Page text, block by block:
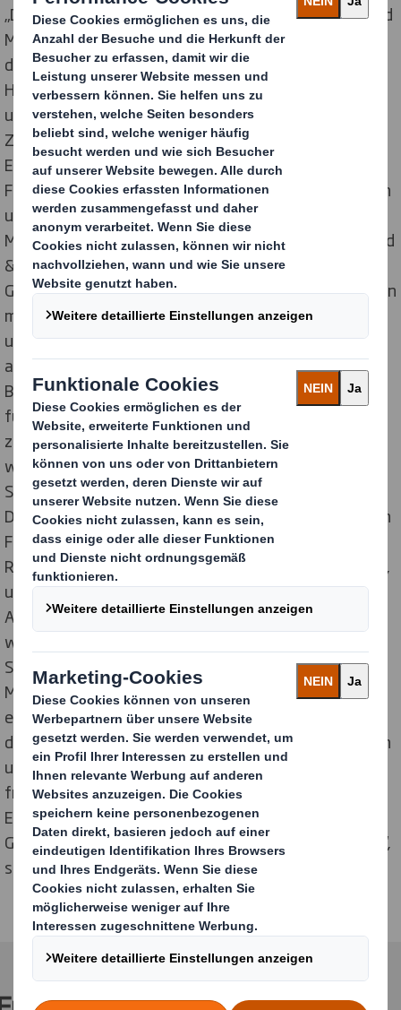
„Demokratie lebt von einem respektvollen Umgang und
Miteinander. Gleichzeitig sind wir davon überzeugt,
dass erfolgreiches und nachhaltiges Wirtschaften
Hand in Hand geht mit individueller Vielfalt, kollegialer
und fairer Zusammenarbeit, sowie einem starken
Zugehörigkeitsgefühl. Ausgrenzung, Fanatismus und
Extremismus jeglicher Art verurteilen wir in schärfster
Form und haben in unserem Unternehmen, aber auch in
unserer Gesellschaft keinen Platz“, sagt Uwe Väth,
Managing Director bei DS Smith Packaging Deutschland
& Schweiz, stellvertretend für die deutsche
Geschäftsführung. „Wir beschäftigen an 22 Standorten
mehr als 3.000 Mitarbeitende mit insgesamt 58
unterschiedlichen Nationalitäten. Dabei sind wir stolz
auf diese Vielfalt und den Zusammenhalt in unserer
Belegschaft und betrachten dies als wichtigen Faktor
für unseren Erfolg. Um unser Unternehmen auch
zukünftig zum Wohle aller erfolgreich führen und
weiterentwickeln zu können benötigen wir ein breites
Spektrum an unterschiedlichsten Qualifikationen.
Deshalb investieren wir verstärkt in die Ausbildung von
Fachpersonal und Quereinsteiger*innen sowie in die
Rahmenbedingungen für eine erfolgreiche Integration,
um damit auch dem vorherrschenden
Arbeitskräftemangel entgegenzuwirken“, führt Väth
weiter aus. „Wir fordern die Politik auf, im gleichen
Sinne weiter aktiv zu werden und konkrete
Maßnahmen zu ergreifen, die neben der Absicherung
eines florierenden Arbeitsmarkts ebenso unsere
demokratische Grundordnung wirkungsvoll verteidigen
und garantieren, dass alle Menschen in Deutschland
frei und friedlich miteinander leben können. Die
Erhaltung der Vielfalt und Weltoffenheit unserer
Gesellschaft sollte dabei stets im Mittelpunkt stehen“,
so Väth abschließend.